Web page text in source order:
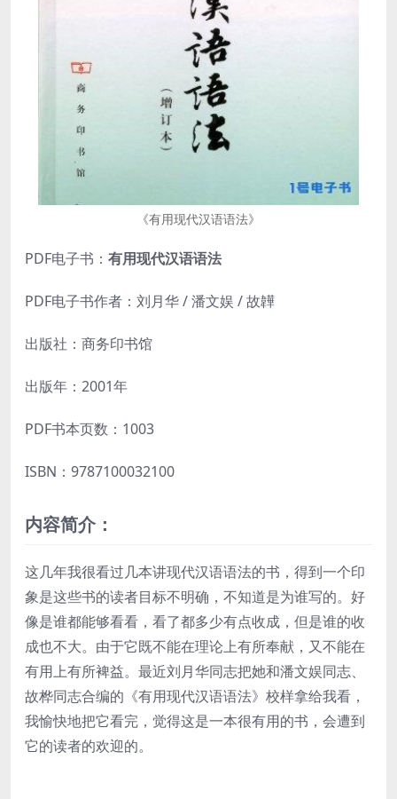
《有用现代汉语语法》
PDF电子书： 有用现代汉语语法
PDF电子书作者：刘月华 / 潘文娱 / 故韡
出版社：商务印书馆
出版年：2001年
PDF书本页数：1003
ISBN：9787100032100
内容简介：
这几年我很看过几本讲现代汉语语法的书，得到一个印
象是这些书的读者目标不明确，不知道是为谁写的。好
像是谁都能够看看，看了都多少有点收成，但是谁的收
成也不大。由于它既不能在理论上有所奉献，又不能在
有用上有所裨益。最近刘月华同志把她和潘文娱同志、
故桦同志合编的《有用现代汉语语法》校样拿给我看，
我愉快地把它看完，觉得这是一本很有用的书，会遭到
它的读者的欢迎的。